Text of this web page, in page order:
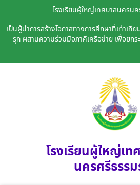
โรงเรียนผู้ใหญ่เทศบาลนครน
เป็นผู้นำการสร้างโอกาสทางการศึกษาที่เท่าเที
รุก ผสานความร่วมมือภาคีเครือข่าย เพื่อย
โรงเรียนผู้ใหญ่เท
นครศรีธรรม